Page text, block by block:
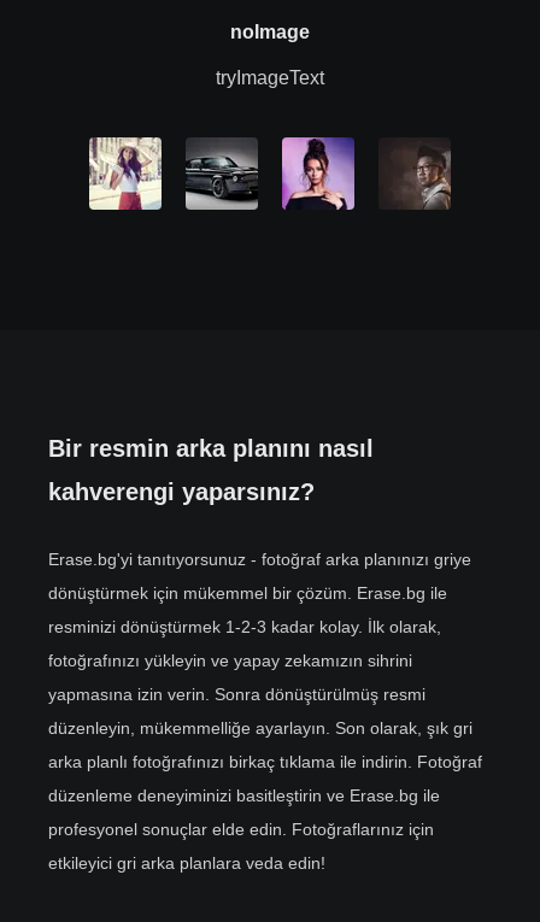
noImage
tryImageText
Bir resmin arka planını nasıl
kahverengi yaparsınız?
Erase.bg'yi tanıtıyorsunuz - fotoğraf arka planınızı griye
dönüştürmek için mükemmel bir çözüm. Erase.bg ile
resminizi dönüştürmek 1-2-3 kadar kolay. İlk olarak,
fotoğrafınızı yükleyin ve yapay zekamızın sihrini
yapmasına izin verin. Sonra dönüştürülmüş resmi
düzenleyin, mükemmelliğe ayarlayın. Son olarak, şık gri
arka planlı fotoğrafınızı birkaç tıklama ile indirin. Fotoğraf
düzenleme deneyiminizi basitleştirin ve Erase.bg ile
profesyonel sonuçlar elde edin. Fotoğraflarınız için
etkileyici gri arka planlara veda edin!